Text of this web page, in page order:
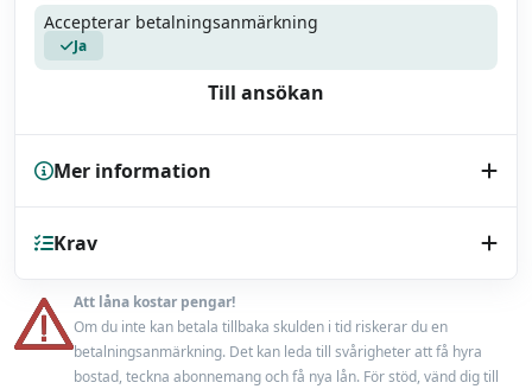
Till ansökan
Accepterar betalningsanmärkning
Ja
Mer information
Kreditupplysning UC
Endast bilhandlare
Låneförsäkring Nej
Krav
Minst 18 år
En fast inkomst från anställning eller pension
Att låna kostar pengar!
Om du inte kan betala tillbaka skulden i tid riskerar du en
betalningsanmärkning. Det kan leda till svårigheter att få hyra
bostad, teckna abonnemang och få nya lån. För stöd, vänd dig till